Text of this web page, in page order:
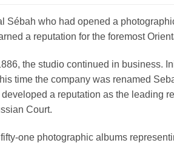
Sébah who had opened a
a reputation for the foremost
the studio continued in business.
time the company was renamed
a reputation as the leading
Court.
one photographic albums